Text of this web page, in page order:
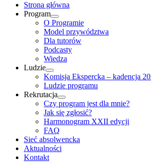
Strona główna
Program
O Programie
Model przywództwa
Dla tutorów
Podcasty
Wiedza
Ludzie
Komisja Ekspercka – kadencja
Ludzie programu
Rekrutacja
Czy program jest dla mnie?
Jak się zgłosić?
Harmonogram XXII edycji
FAQ
Sieć absolwencka
Aktualności
Kontakt